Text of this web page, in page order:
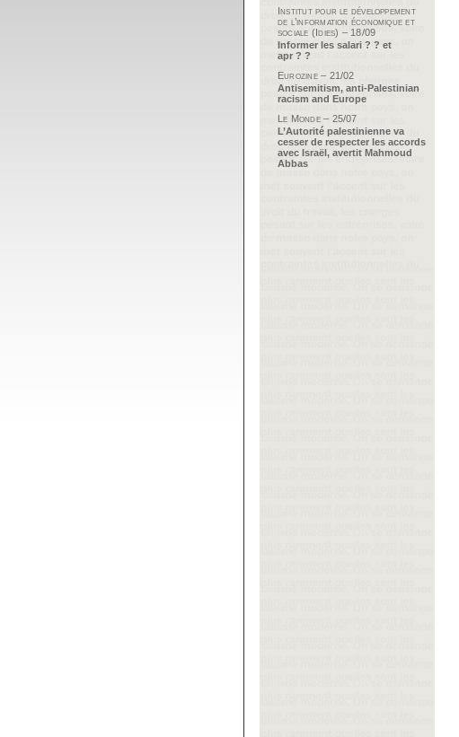
Institut pour le développement
de l’information économique et
sociale (Idies) – 18/09
Informer les salari ? ? et
apr ? ?
Eurozine – 21/02
Antisemitism, anti-Palestinian
racism and Europe
Le Monde – 25/07
L’Autorité palestinienne va
cesser de respecter les accords
avec Israël, avertit Mahmoud
Abbas